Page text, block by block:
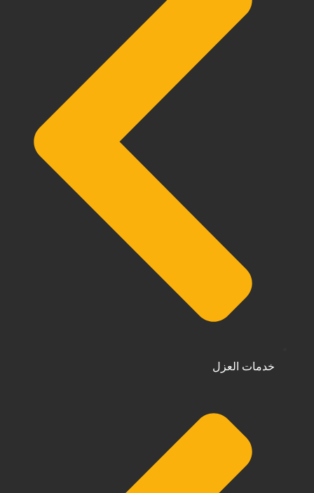
خدمات العزل